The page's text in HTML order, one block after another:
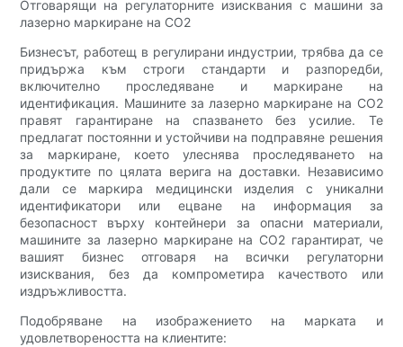
Отговарящи на регулаторните изисквания с машини за
лазерно маркиране на CO2
Бизнесът, работещ в регулирани индустрии, трябва да се
придържа към строги стандарти и разпоредби,
включително проследяване и маркиране на
идентификация. Машините за лазерно маркиране на CO2
правят гарантиране на спазването без усилие. Те
предлагат постоянни и устойчиви на подправяне решения
за маркиране, което улеснява проследяването на
продуктите по цялата верига на доставки. Независимо
дали се маркира медицински изделия с уникални
идентификатори или ецване на информация за
безопасност върху контейнери за опасни материали,
машините за лазерно маркиране на CO2 гарантират, че
вашият бизнес отговаря на всички регулаторни
изисквания, без да компрометира качеството или
издръжливостта.
Подобряване на изображението на марката и
удовлетвореността на клиентите: